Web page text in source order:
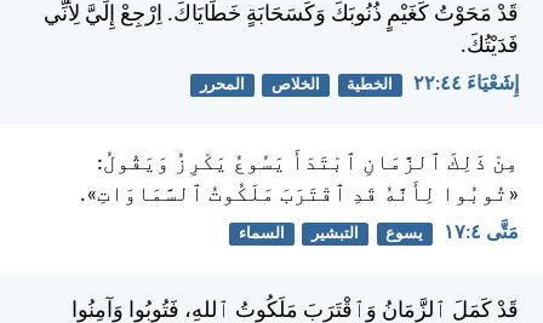
قَدْ مَحَوْتُ كَغَيْمٍ ذُنُوبَكَ وَكَسَحَابَةٍ خَطَايَاكَ. اِرْجِعْ إِلَيَّ لِأَنِّي
فَدَيْتُكَ.
إِشَعْيَاءَ ٤٤:‏٢٢ الخطية الخلاص المحرر
مِنْ ذَلِكَ ٱلزَّمَانِ ٱبْتَدَأَ يَسُوعُ يَكْرِزُ وَيَقُولُ:
«تُوبُوا لِأَنَّهُ قَدِ ٱقْتَرَبَ مَلَكُوتُ ٱلسَّمَاوَاتِ».
مَتَّى ٤:‏١٧ يسوع التبشير السماء
قَدْ كَمَلَ ٱلزَّمَانُ وَٱقْتَرَبَ مَلَكُوتُ ٱللهِ، فَتُوبُوا وَآمِنُوا